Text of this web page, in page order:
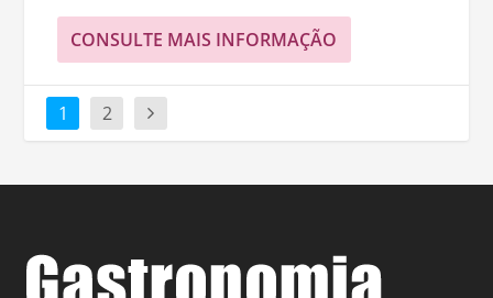
CONSULTE MAIS INFORMAÇÃO
1 2